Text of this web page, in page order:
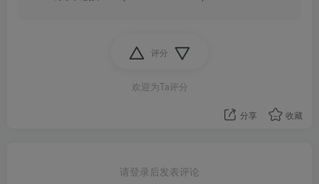
评分
欢迎为Ta评分
分享 收藏
请登录后发表评论